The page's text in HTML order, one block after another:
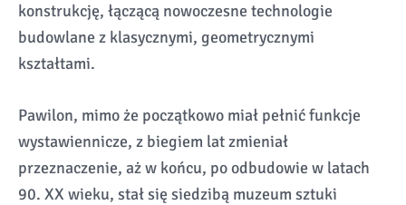
konstrukcję, łączącą nowoczesne technologie
budowlane z klasycznymi, geometrycznymi
kształtami.
Pawilon, mimo że początkowo miał pełnić funkcje
wystawiennicze, z biegiem lat zmieniał
przeznaczenie, aż w końcu, po odbudowie w latach
90. XX wieku, stał się siedzibą muzeum sztuki